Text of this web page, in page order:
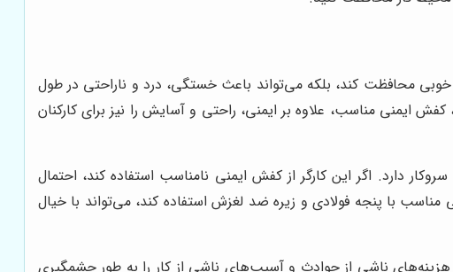
محافظت کند، بلکه می‌تواند باعث خستگی، درد و ناراحتی در طول
ایمنی مناسب، علاوه بر ایمنی، راحتی و آسایش را نیز برای کارکنان
دارد. اگر این کارگر از کفش ایمنی نامناسب استفاده کند، احتمال
مناسب با پنجه فولادی و زیره ضد لغزش استفاده کند، می‌تواند با خیال
هزینه‌های ناشی از حوادث و آسیب‌های ناشی از کار را به طور چشمگیری